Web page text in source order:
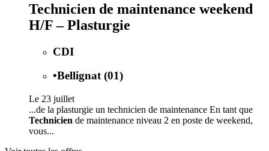
Technicien de maintenance weekend
H/F – Plasturgie
CDI
•Bellignat (01)
Le 23 juillet
...de la plasturgie un technicien de maintenance En tant que
Technicien de maintenance niveau 2 en poste de weekend,
vous...